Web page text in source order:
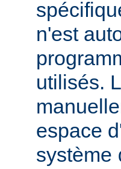
n'est
utilisés.
espace
système